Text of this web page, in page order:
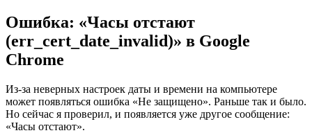
Ошибка: «Часы отстают
(err_cert_date_invalid)» в Google
Chrome
Из-за неверных настроек даты и времени на компьютере
может появляться ошибка «Не защищено». Раньше так и было.
Но сейчас я проверил, и появляется уже другое сообщение:
«Часы отстают».